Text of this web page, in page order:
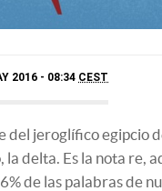
2016 - 08:34 CEST
del jeroglífico egipcio
la delta. Es la nota re,
de las palabras de